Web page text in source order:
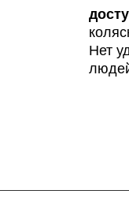
Нет